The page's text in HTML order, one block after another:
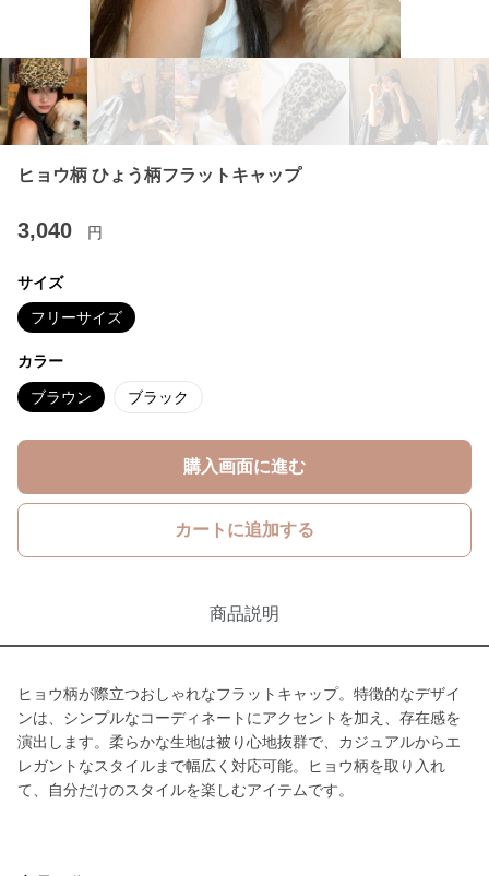
ヒョウ柄 ひょう柄フラットキャップ
3,040 円
サイズ
フリーサイズ
カラー
ブラウン ブラック
購入画面に進む
カートに追加する
商品説明
ヒョウ柄が際立つおしゃれなフラットキャップ。特徴的なデザイ
ンは、シンプルなコーディネートにアクセントを加え、存在感を
演出します。柔らかな生地は被り心地抜群で、カジュアルからエ
レガントなスタイルまで幅広く対応可能。ヒョウ柄を取り入れ
て、自分だけのスタイルを楽しむアイテムです。